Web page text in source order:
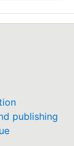
publishing